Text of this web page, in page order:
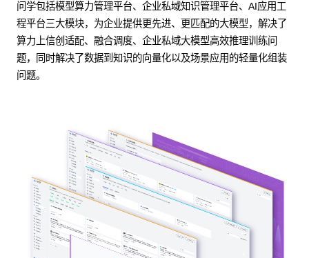
问学包括模型算力管理平台、企业私域知识管理平台、AI应用工
程平台三大模块，为企业提供更先进、更匹配的大模型，解决了
算力上信创适配、融合调度、企业私域大模型高效推理训练问
题，同时解决了数据到知识的向量化以及场景应用的轻量化组装
问题。